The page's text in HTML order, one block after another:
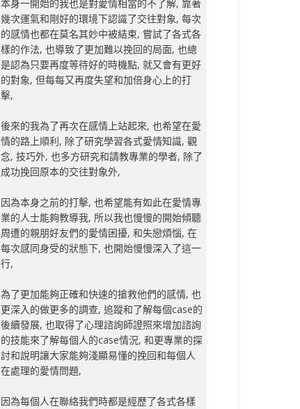
本身一開始的我也是對愛情相當的不了解, 靠著
幾次運氣和剛好的環境下認識了交往對象, 每次
的感情也都在莫名其妙中被結束, 嘗試了各式各
樣的作法, 也導致了更加難以挽回的局面, 也總
是認為只要再度等待好的時機點, 就又會有更好
的對象, 但每每又再度失望和加倍身心上的打
擊,
後來的我為了再次在感情上站起來, 也希望在愛
情的路上順利, 除了研究學習各式愛情知識, 觀
念, 技巧外, 也多方研究和請教專業的學者, 除了
成功挽回原本的交往對象外,
因為本身之前的打擊, 也希望能有如此在愛情專
業的人士能夠教導我, 所以我也慢慢的開始傾聽
周遭的親朋好友們的愛情困擾, 和失戀煩惱, 在
每次感同身受的狀態下, 也開始慢慢深入了這一
行,
為了更加能夠正確和快速的搶救他們的感情, 也
更深入的做更多的調查, 追蹤和了解每個case的
後續發展, 也取得了心理諮詢師證照來增加諮詢
的技能來了解每個人的case情況, 和更專業的探
討和說明讓大家能夠淺顯易懂的挽回和每個人
在處理的愛情問題,
因為每個人在聯絡我們時都是經歷了各式各樣